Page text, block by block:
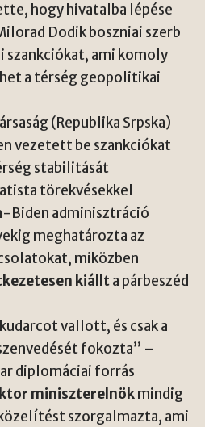
hogy hivatalba lépése
Dodik boszniai szerb
szankciókat, ami komoly
a térség geopolitikai
(Republika Srpska)
vezetett be szankciókat
stabilitását
törekvésekkel
Biden adminisztráció
meghatározta az
miközben
kiállta párbeszéd
vallott, és csak a
fokozta” –
diplomáciai forrás
miniszterelnökmindig
szorgalmazta, ami